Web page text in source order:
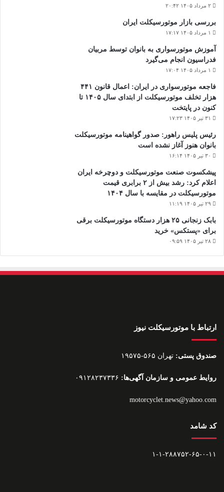
۲ مرداد ۱۴۰۵ ۲۰:۴۲
بررسی بازار موتورسیکلت ایران
۱ مرداد ۱۴۰۵ ۱۷:۱۷
آموزش موتورسواری به بانوان توسط مربیان
فدراسیون انجام می‌گیرد
۱ مرداد ۱۴۰۵ ۱۷:۰۴
فاجعه موتورسواری در ایران: اعمال قانون ۴۴۱
هزار تخلف موتورسیکلت از ابتدای سال ۱۴۰۵ تا
کنون در پایتخت
۳۱ تیر ۱۴۰۵ ۱۷:۲۳
رئیس پلیس راهور: صدور گواهینامه موتورسیکلت
بانوان هنوز آغاز نشده است
۳۰ تیر ۱۴۰۵ ۱۶:۱۴
پیشکسوت صنعت موتورسیکلت و دوچرخه ایران
اعلام کرد: رشد بیش از ۲ برابری قیمت
موتورسیکلت در مقایسه با سال ۱۴۰۴
۲۹ تیر ۱۴۰۵ ۱۱:۱۹
بابک زنجانی ۲۵ هزار دستگاه موتورسیکلت برقی
برای «پستکس» خرید
۲۸ تیر ۱۴۰۵ ۰۹:۵۹
ارتباط با موتورسیکلت نیوز
صندوق پستی: تهران ۵۶۵-۱۹۵۷۵
روایط عمومی و سازمان آگهی‌ها:
motorcyclet.news@yahoo.com
کد شامد
۱-۱-۲۸۸۷۵۲-۶۵-۰-۱۱